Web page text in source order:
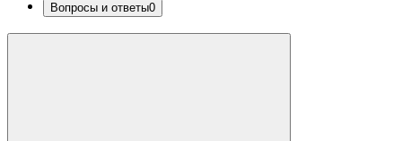
Вопросы и ответы0